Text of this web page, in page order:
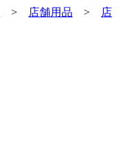
> 店舗用品 >
店